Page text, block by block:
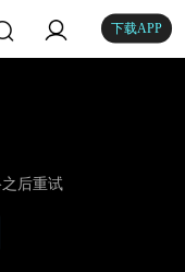
下载APP
后重试